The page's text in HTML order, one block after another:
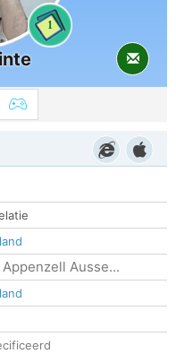
1
Appenzell Ausse...